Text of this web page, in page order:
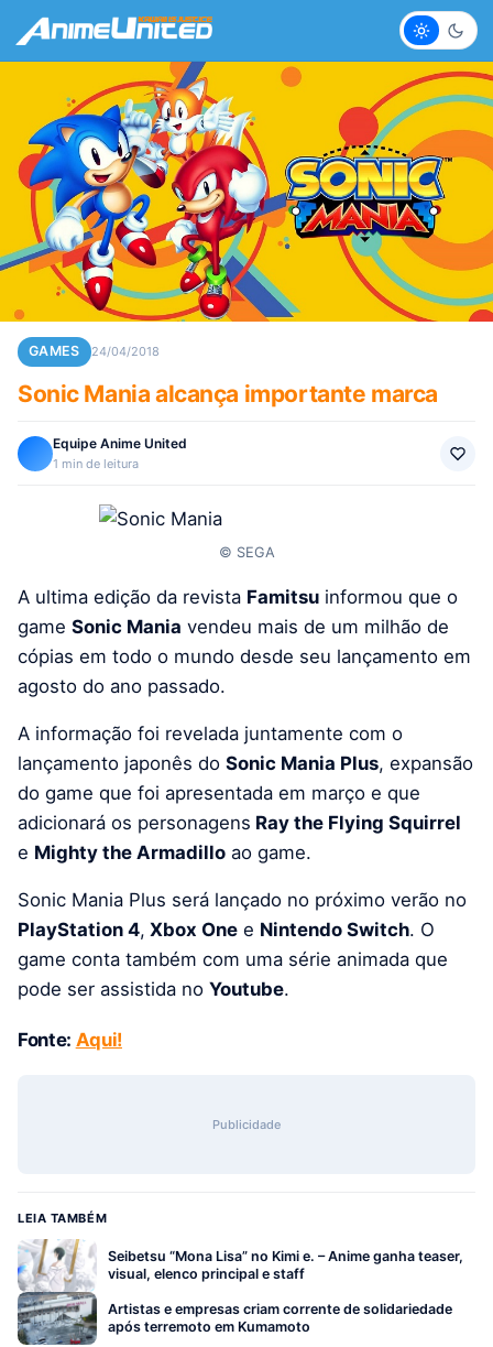
Claro
GAMES 24/04/2018
Sonic Mania alcança importante marca
Equipe Anime United
1 min de leitura
© SEGA
A ultima edição da revista Famitsu informou que o
game Sonic Mania vendeu mais de um milhão de
cópias em todo o mundo desde seu lançamento em
agosto do ano passado.
A informação foi revelada juntamente com o
lançamento japonês do Sonic Mania Plus, expansão
do game que foi apresentada em março e que
adicionará os personagens Ray the Flying Squirrel
e Mighty the Armadillo ao game.
Sonic Mania Plus será lançado no próximo verão no
PlayStation 4, Xbox One e Nintendo Switch. O
game conta também com uma série animada que
pode ser assistida no Youtube.
Fonte: Aqui!
Publicidade
LEIA TAMBÉM
Seibetsu “Mona Lisa” no Kimi e. – Anime ganha teaser,
visual, elenco principal e staff
Artistas e empresas criam corrente de solidariedade
após terremoto em Kumamoto